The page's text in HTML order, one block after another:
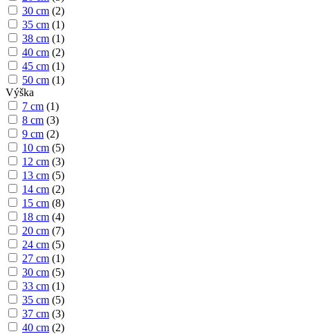
30 cm (2)
35 cm (1)
38 cm (1)
40 cm (2)
45 cm (1)
50 cm (1)
Výška
7 cm (1)
8 cm (3)
9 cm (2)
10 cm (5)
12 cm (3)
13 cm (5)
14 cm (2)
15 cm (8)
18 cm (4)
20 cm (7)
24 cm (5)
27 cm (1)
30 cm (5)
33 cm (1)
35 cm (5)
37 cm (3)
40 cm (2)